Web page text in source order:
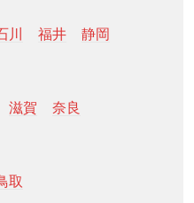
川 福井 静岡
滋賀 奈良
取